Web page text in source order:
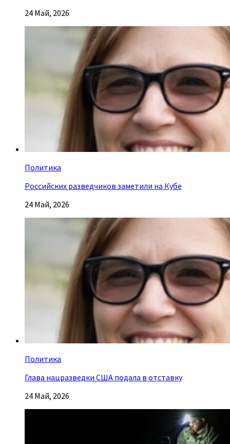
24 Май, 2026
Политика
Российских разведчиков заметили на Кубе
24 Май, 2026
Политика
Глава нацразведки США подала в отставку
24 Май, 2026